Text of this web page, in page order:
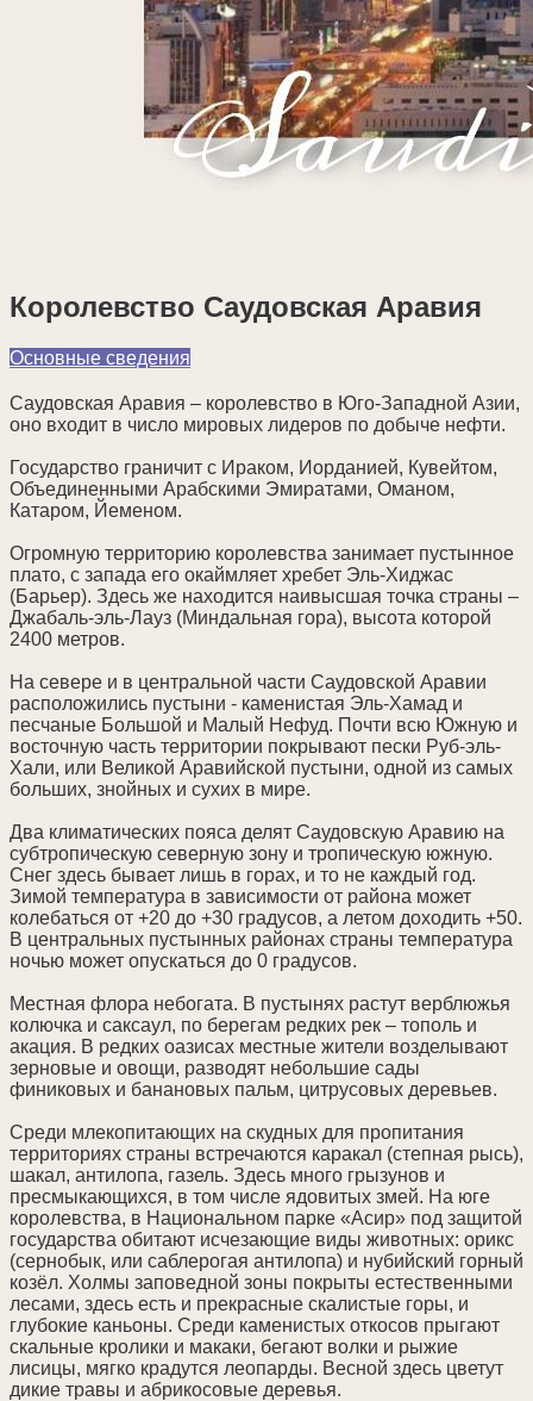
Королевство Саудовская Аравия
Основные сведения
Саудовская Аравия – королевство в Юго-Западной Азии,
оно входит в число мировых лидеров по добыче нефти.
Государство граничит с Ираком, Иорданией, Кувейтом,
Объединенными Арабскими Эмиратами, Оманом,
Катаром, Йеменом.
Огромную территорию королевства занимает пустынное
плато, с запада его окаймляет хребет Эль-Хиджас
(Барьер). Здесь же находится наивысшая точка страны –
Джабаль-эль-Лауз (Миндальная гора), высота которой
2400 метров.
На севере и в центральной части Саудовской Аравии
расположились пустыни - каменистая Эль-Хамад и
песчаные Большой и Малый Нефуд. Почти всю Южную и
восточную часть территории покрывают пески Руб-эль-
Хали, или Великой Аравийской пустыни, одной из самых
больших, знойных и сухих в мире.
Два климатических пояса делят Саудовскую Аравию на
субтропическую северную зону и тропическую южную.
Снег здесь бывает лишь в горах, и то не каждый год.
Зимой температура в зависимости от района может
колебаться от +20 до +30 градусов, а летом доходить +50.
В центральных пустынных районах страны температура
ночью может опускаться до 0 градусов.
Местная флора небогата. В пустынях растут верблюжья
колючка и саксаул, по берегам редких рек – тополь и
акация. В редких оазисах местные жители возделывают
зерновые и овощи, разводят небольшие сады
финиковых и банановых пальм, цитрусовых деревьев.
Среди млекопитающих на скудных для пропитания
территориях страны встречаются каракал (степная рысь),
шакал, антилопа, газель. Здесь много грызунов и
пресмыкающихся, в том числе ядовитых змей. На юге
королевства, в Национальном парке «Асир» под защитой
государства обитают исчезающие виды животных: орикс
(сернобык, или саблерогая антилопа) и нубийский горный
козёл. Холмы заповедной зоны покрыты естественными
лесами, здесь есть и прекрасные скалистые горы, и
глубокие каньоны. Среди каменистых откосов прыгают
скальные кролики и макаки, бегают волки и рыжие
лисицы, мягко крадутся леопарды. Весной здесь цветут
дикие травы и абрикосовые деревья.